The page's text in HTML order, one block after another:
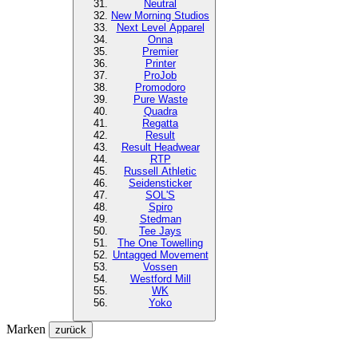
Neutral
New Morning Studios
Next Level Apparel
Onna
Premier
Printer
ProJob
Promodoro
Pure Waste
Quadra
Regatta
Result
Result Headwear
RTP
Russell Athletic
Seidensticker
SOL'S
Spiro
Stedman
Tee Jays
The One Towelling
Untagged Movement
Vossen
Westford Mill
WK
Yoko
Marken zurück